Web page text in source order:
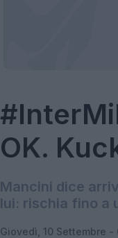
OK.
Mancini dice
lui: rischia fino a
Giovedì, 10 Settembre -